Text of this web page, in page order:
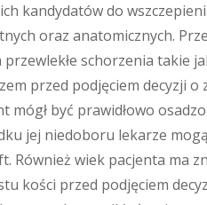
kandydatów do
oraz anatomicznych.
schorzenia takie
przed podjęciem decyzji
mógł być prawidłowo
jej niedoboru lekarze
Również wiek pacjenta ma
kości przed podjęciem